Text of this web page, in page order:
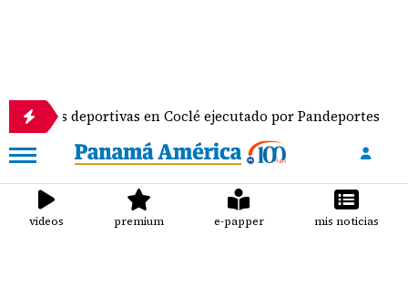
en Coclé ejecutado por Pandeportes
videos premium e-papper mis noticias